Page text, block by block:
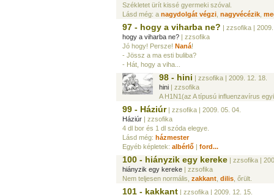
Székletet ürít kissé gyermeki szóval.
Lásd még: a nagydolgát végzi nagyvécézik
97 - hogy a viharba ne? | zzsofika |
hogy a viharba ne? | zzsofika
Jó hogy! Persze! Naná!
- Jössz a ma esti buliba?
- Hát, hogy a viha...
98 - hini | zzsofika | 2009. 12. 18.
hini | zzsofika
A H1N1(az A típusú influenzavírus
99 - Háziúr| zzsofika | 2009. 05. 04.
Háziúr | zzsofika
4 dl bor és 1 dl szóda elegye.
Lásd még: házmester
Egyéb képletek: albérlő | ford...
100 - hiányzik egy kereke | zzsofika |
hiányzik egy kereke | zzsofika
Nem teljesen normális, zakkant dilis , őrült.
101 - kakkant | zzsofika | 2009. 12. 15.